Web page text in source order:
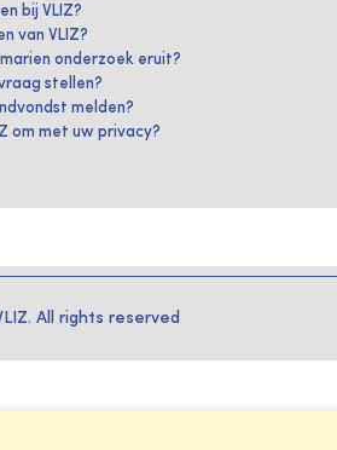
bij VLIZ?
van VLIZ?
onderzoek eruit?
stellen?
melden?
om met uw privacy?
All rights reserved